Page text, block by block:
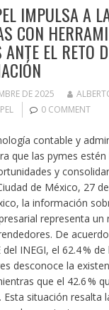
IMPULSA A
CON
ANTE EL RETO
DE 2025
0 COMMENT
contable y
que las pymes estén
y
de México, 27
la información
representa un
De
del INEGI, el 62.4 % de
desconoce la
que el 42.6 %
situación resalta